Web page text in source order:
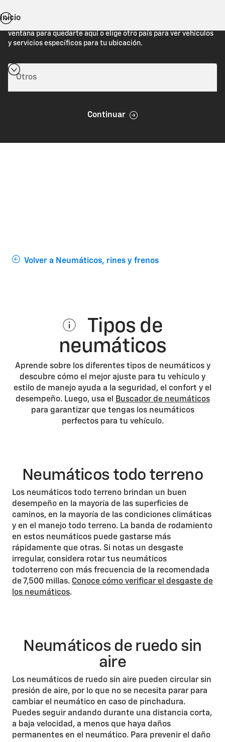
Estás viendo Chevrolet.com (Estados Unidos). Cierra esta
ventana para quedarte aquí o elige otro país para ver vehículos
y servicios específicos para tu ubicación.
Continuar
Inicio
Volver a Neumáticos, rines y frenos
Tipos de
neumáticos
Aprende sobre los diferentes tipos de neumáticos y
descubre cómo el mejor ajuste para tu vehículo y
estilo de manejo ayuda a la seguridad, el confort y el
desempeño. Luego, usa el
Buscador de neumáticos
para garantizar que tengas los neumáticos
perfectos para tu vehículo.
Neumáticos todo terreno
Los neumáticos todo terreno brindan un buen
desempeño en la mayoría de las superficies de
caminos, en la mayoría de las condiciones climáticas
y en el manejo todo terreno. La banda de rodamiento
en estos neumáticos puede gastarse más
rápidamente que otras. Si notas un desgaste
irregular, considera rotar tus neumáticos
todoterreno con más frecuencia de la recomendada
de 7,500 millas. Conoce cómo verificar el desgaste de
los neumáticos.
Neumáticos de ruedo sin
aire
Los neumáticos de ruedo sin aire pueden circular sin
presión de aire, por lo que no se necesita parar para
cambiar el neumático en caso de pinchadura.
Puedes seguir andando durante una distancia corta,
a baja velocidad, a menos que haya daños
permanentes en el neumático. Para prevenir el daño